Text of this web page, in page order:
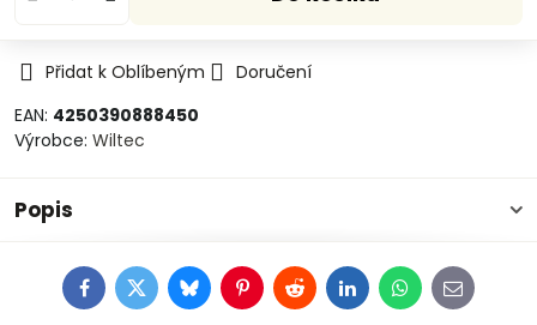
Přidat k Oblíbeným
Doručení
EAN: 4250390888450
Výrobce: Wiltec
Popis
FacebookTwitterBlueskyPinterestRedditLinkedInWhatsApp
E-
mail